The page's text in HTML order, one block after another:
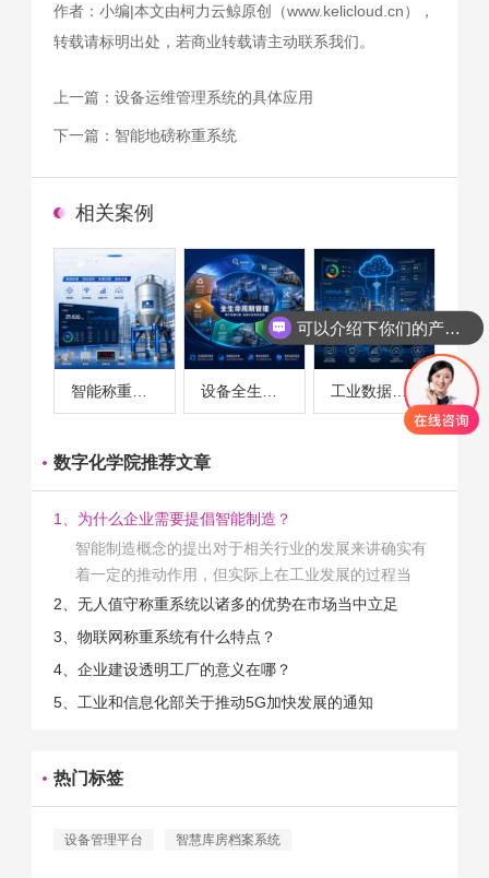
作者：小编|本文由柯力云鲸原创（www.kelicloud.cn），
转载请标明出处，若商业转载请主动联系我们。
上一篇： 设备运维管理系统的具体应用
下一篇： 智能地磅称重系统
相关案例
智能称重系统案例 工业数据采集与设备监控案例
数字化学院推荐文章
1、为什么企业需要提倡智能制造？
智能制造概念的提出对于相关行业的发展来讲确实有
着一定的推动作用，但实际上在工业发展的过程当
中，能够推动相关产业发展的具体结束是非常的多
的。那么为什么企业一定需要...
2、无人值守称重系统以诸多的优势在市场当中立足
3、物联网称重系统有什么特点？
4、企业建设透明工厂的意义在哪？
5、工业和信息化部关于推动5G加快发展的通知
热门标签
设备管理平台 智慧库房档案系统
可以介绍下你们的产品么
你们是怎么收费的呢